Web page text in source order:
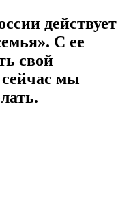
действует
С ее
свой
мы